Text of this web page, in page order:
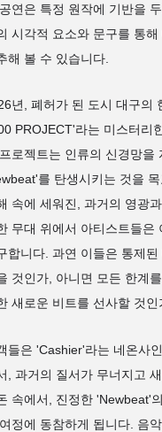
연은 특정 원작에 기반을
시각적 요소와 문구를 통
해 볼 수 있습니다.
년, 폐허가 된 도시 대구의
PROJECT'라는 미스터리
로젝트는 인류의 신경망을
를 탄생시키는 것을
속에 세워진, 과거의 영광
무대 위에서 아티스트들은
합니다. 과연 이들은 통제
것인가, 아니면 모든 한계
새로운 비트를 선사할 것인
들은 'Cashier'라는 네온사
, 과거의 질서가 무너지고
속에서, 진정한 'Newbeat'
정에 동참하게 됩니다. 음